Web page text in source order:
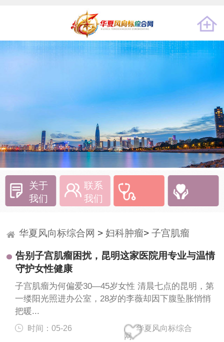
关于
我们
联系
我们
华夏风向标综合网 >妇科肿瘤>子宫肌瘤
>
告别子宫肌瘤困扰，昆明这家医院用专业与温情
守护女性健康
子宫肌瘤为何偏爱30—45岁女性 清晨七点的昆明，第
一缕阳光照进办公室，28岁的李薇却因下腹坠胀悄悄
把暖...
时间：05-26
华夏风向标综合
网